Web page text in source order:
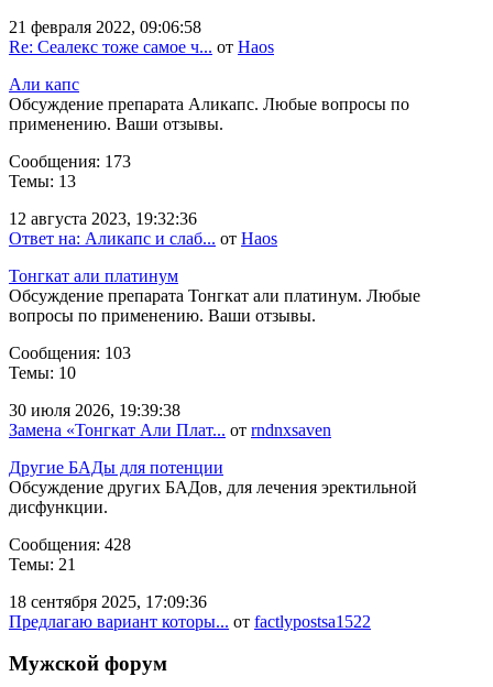
21 февраля 2022, 09:06:58
Re: Сеалекс тоже самое ч... от Haos
Али капс
Обсуждение препарата Аликапс. Любые вопросы по
применению. Ваши отзывы.
Сообщения: 173
Темы: 13
12 августа 2023, 19:32:36
Ответ на: Аликапс и слаб... от Haos
Тонгкат али платинум
Обсуждение препарата Тонгкат али платинум. Любые
вопросы по применению. Ваши отзывы.
Сообщения: 103
Темы: 10
30 июля 2026, 19:39:38
Замена «Тонгкат Али Плат... от rndnxsaven
Другие БАДы для потенции
Обсуждение других БАДов, для лечения эректильной
дисфункции.
Сообщения: 428
Темы: 21
18 сентября 2025, 17:09:36
Предлагаю вариант которы... от factlypostsa1522
Мужской форум